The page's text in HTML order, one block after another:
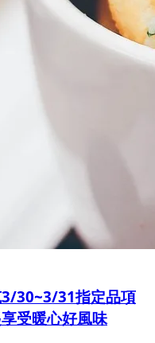
30~3/31指定品項
受暖心好風味